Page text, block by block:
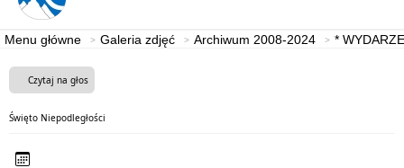
Menu główne Galeria zdjęć Archiwum 2008-2024 *
Czytaj na głos
Święto Niepodległości